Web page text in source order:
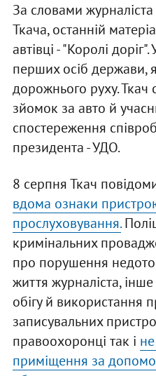
За словами
Ткача, останній
автівці - "Королі
перших осіб держави,
дорожнього руху. Ткач
зйомок за авто й
спостереження
президента - УДО.
8 серпня Ткач
вдома ознаки
прослуховування.
кримінальних
про порушення
життя журналіста,
обігу й використання
записувальних
правоохоронці так і
приміщення за